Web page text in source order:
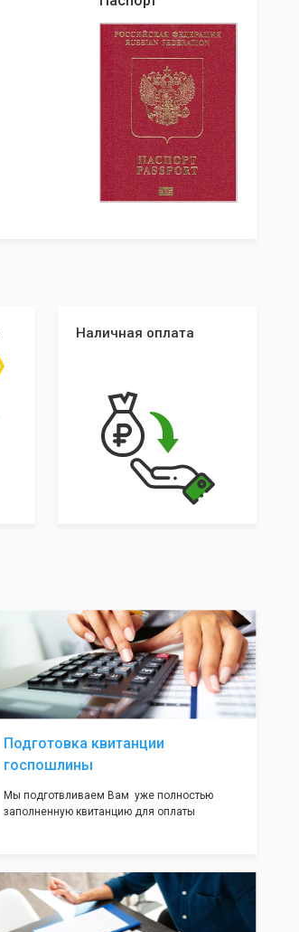
Наличная оплата
Подготовка квитанции
госпошлины
Мы подготвливаем Вам уже полностью
заполненную квитанцию для оплаты
инспекции при подаче документов на
регистрацию.